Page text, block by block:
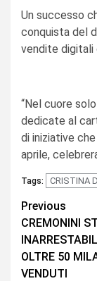
Un successo
conquista del
vendite digitali
“Nel cuore
dedicate al
di iniziative
aprile,
Tags: CRISTINA
Previous
CREMONINI
OLTRE 50
VENDUTI